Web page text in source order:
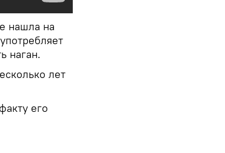
нашла на
наган.
лет
его